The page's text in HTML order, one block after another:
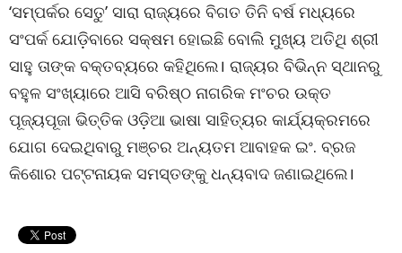
‘ସମ୍ପର୍କର ସେତୁ’ ସାରା ରାଜ୍ୟରେ ବିଗତ ତିନି ବର୍ଷ ମଧ୍ୟରେ
ସଂପର୍କ ଯୋଡ଼ିବାରେ ସକ୍ଷମ ହୋଇଛି ବୋଲି ମୁଖ୍ୟ ଅତିଥି ଶ୍ରୀ
ସାହୁ ତାଙ୍କ ବକ୍ତବ୍ୟରେ କହିଥିଲେ। ରାଜ୍ୟର ବିଭିନ୍ନ ସ୍ଥାନରୁ
ବହୁଳ ସଂଖ୍ୟାରେ ଆସି ବରିଷ୍ଠ ନାଗରିକ ମଂଚର ଉକ୍ତ
ପୂଜ୍ୟପୂଜା ଭିତ୍ତିକ ଓଡ଼ିଆ ଭାଷା ସାହିତ୍ୟର କାର୍ଯ୍ୟକ୍ରମରେ
ଯୋଗ ଦେଇଥିବାରୁ ମଞ୍ଚର ଅନ୍ୟତମ ଆବାହକ ଇଂ. ବ୍ରଜ
କିଶୋର ପଟ୍ଟନାୟକ ସମସ୍ତଙ୍କୁ ଧନ୍ୟବାଦ ଜଣାଇଥିଲେ।